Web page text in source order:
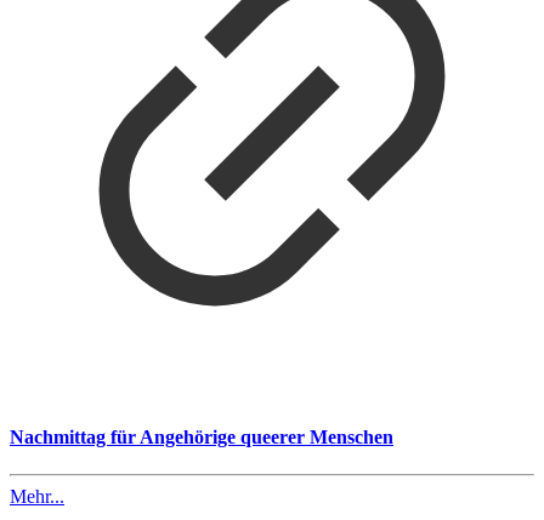
Nachmittag für Angehörige queerer Menschen
Mehr...